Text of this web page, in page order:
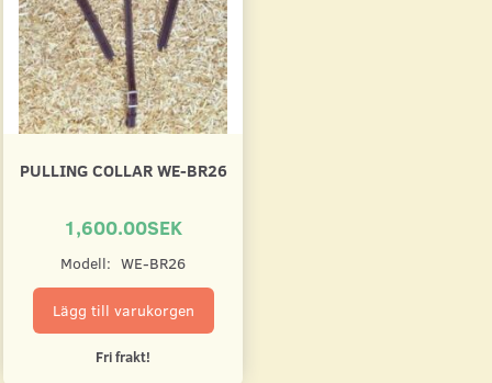
PULLING COLLAR WE-BR26
1,600.00SEK
Modell: WE-BR26
Lägg till varukorgen
Fri frakt!